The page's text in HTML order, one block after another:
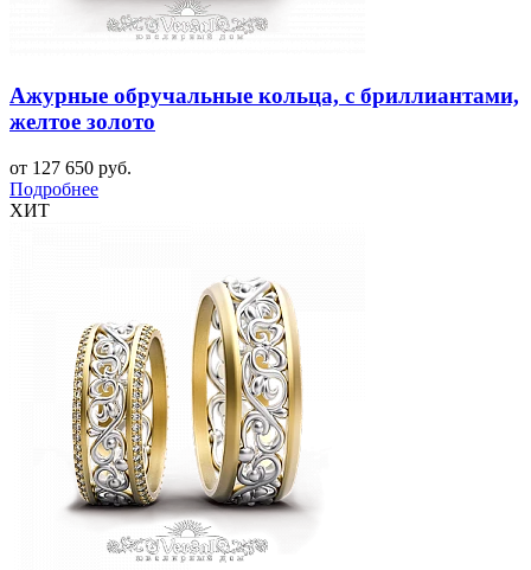
Ажурные обручальные кольца, с бриллиантами,
желтое золото
от 127 650 руб.
Подробнее
ХИТ